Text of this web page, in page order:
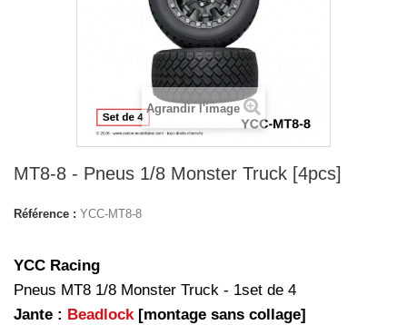
Agrandir l'image
MT8-8 - Pneus 1/8 Monster Truck [4pcs]
Référence : YCC-MT8-8
YCC Racing
Pneus MT8 1/8 Monster Truck - 1set de 4
Jante : Beadlock[montage sans collage]